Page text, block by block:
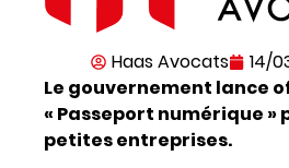
Haas Avocats 14/
Le gouvernement lance
« Passeport numérique »
petites entreprises.